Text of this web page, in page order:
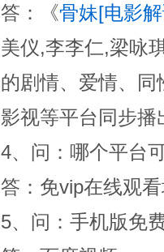
答：《骨妹[电影
美仪,李李仁,梁咏
的剧情、爱情、
影视等平台同步播
4、问：哪个平台
答：免vip在线观
5、问：手机版免